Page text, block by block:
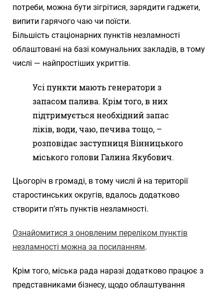
потреби, можна бути зігрітися, зарядити гаджети,
випити гарячого чаю чи поїсти.
Більшість стаціонарних пунктів незламності
облаштовані на базі комунальних закладів, в тому
числі — найпростіших укриттів.
Усі пункти мають генератори з
запасом палива. Крім того, в них
підтримується необхідний запас
ліків, води, чаю, печива тощо, –
розповідає заступниця Вінницького
міського голови Галина Якубович.
Цьогоріч в громаді, в тому числі й на території
старостинських округів, вдалось додатково
створити п’ять пунктів незламності.
Ознайомитися з оновленим переліком пунктів
незламності можна за посиланням.
Крім того, міська рада наразі додатково працює з
представниками бізнесу, щодо облаштування